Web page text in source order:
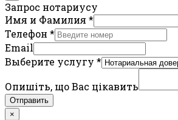
Запрос нотариусу
Имя и Фамилия *
Телефон *
Email
Выберите услугу *
Опишіть, що Вас цікавить
Отправить
×